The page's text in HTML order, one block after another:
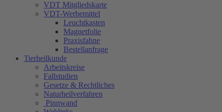
VDT Mitgliedskarte
VDT-Werbemittel
Leuchtkasten
Magnetfolie
Praxisfahne
Bestellanfrage
Tierheilkunde
Arbeitskreise
Fallstudien
Gesetze & Rechtliches
Naturheilverfahren
Pinnwand